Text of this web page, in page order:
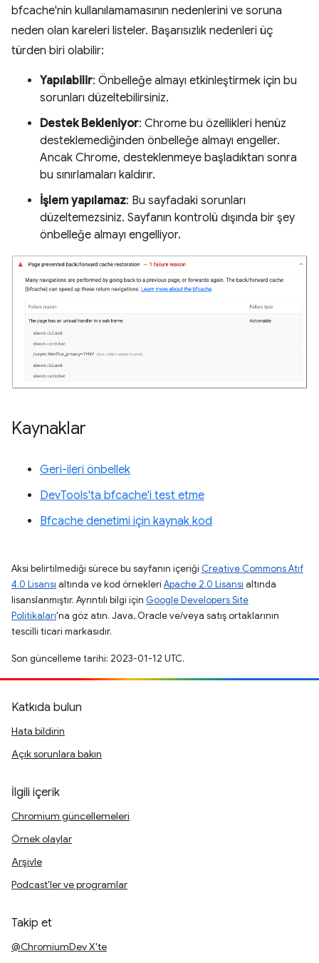
bfcache'nin kullanılamamasının nedenlerini ve soruna
neden olan kareleri listeler. Başarısızlık nedenleri üç
türden biri olabilir:
Yapılabilir: Önbelleğe almayı etkinleştirmek için bu
sorunları düzeltebilirsiniz.
Destek Bekleniyor: Chrome bu özellikleri henüz
desteklemediğinden önbelleğe almayı engeller.
Ancak Chrome, desteklenmeye başladıktan sonra
bu sınırlamaları kaldırır.
İşlem yapılamaz: Bu sayfadaki sorunları
düzeltemezsiniz. Sayfanın kontrolü dışında bir şey
önbelleğe almayı engelliyor.
Kaynaklar
Geri-ileri önbellek
DevTools'ta bfcache'i test etme
Bfcache denetimi için kaynak kod
Aksi belirtilmediği sürece bu sayfanın içeriği Creative Commons Atıf
4.0 Lisansı altında ve kod örnekleri Apache 2.0 Lisansı altında
lisanslanmıştır. Ayrıntılı bilgi için Google Developers Site
Politikaları'na göz atın. Java, Oracle ve/veya satış ortaklarının
tescilli ticari markasıdır.
Son güncelleme tarihi: 2023-01-12 UTC.
Katkıda bulun
Hata bildirin
Açık sorunlara bakın
İlgili içerik
Chromium güncellemeleri
Örnek olaylar
Arşivle
Podcast'ler ve programlar
Takip et
@ChromiumDev X'te